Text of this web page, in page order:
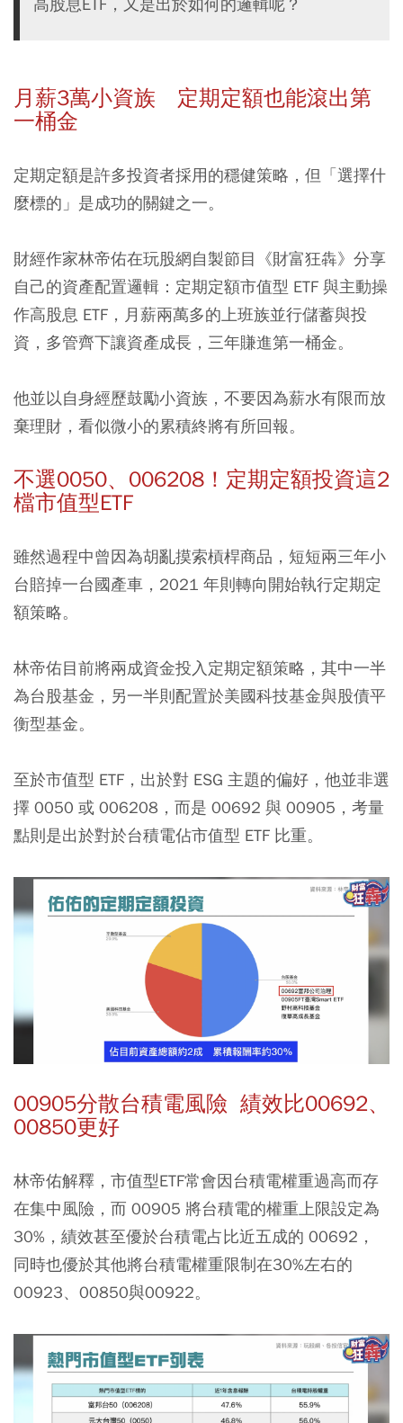
高股息ETF，又是出於如何的邏輯呢？
月薪3萬小資族 定期定額也能滾出第
一桶金
定期定額是許多投資者採用的穩健策略，但「選擇什
麼標的」是成功的關鍵之一。
財經作家林帝佑在玩股網自製節目《財富狂犇》分享
自己的資產配置邏輯： 定期定額市值型 ETF 與主動操
作高股息 ETF，月薪兩萬多的上班族並行儲蓄與投
資，多管齊下讓資產成長，三年賺進第一桶金。
他並以自身經歷鼓勵小資族，不要因為薪水有限而放
棄理財，看似微小的累積終將有所回報。
不選0050、006208！定期定額投資這2
檔市值型ETF
雖然過程中曾因為胡亂摸索槓桿商品， 短短兩三年小
台賠掉一台國產車，2021 年則轉向開始執行定期定
額策略。
林帝佑目前將兩成資金投入定期定額策略，其中一半
為台股基金，另一半則配置於美國科技基金與股債平
衡型基金。
至於市值型 ETF，出於對 ESG 主題的偏好，他並非選
擇 0050 或 006208，而是 00692 與 00905，考量
點則是出於對於台積電佔市值型 ETF 比重。
00905分散台積電風險 績效比00692、
00850更好
林帝佑解釋， 市值型ETF常會因台積電權重過高而存
在集中風險，而 00905 將台積電的權重上限設定為
30% ，績效甚至優於台積電占比近五成的 00692，
同時也優於其他將台積電權重限制在30%左右的
00923、00850與00922。